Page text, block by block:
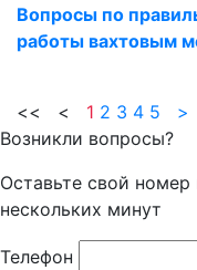
Вопросы по
работы вахтовым
<< < 1 2 3 4 5 >
Возникли вопросы?
Оставьте свой
нескольких минут
Телефон